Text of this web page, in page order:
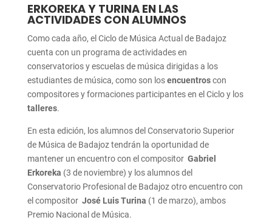
ERKOREKA Y TURINA EN LAS
ACTIVIDADES CON ALUMNOS
Como cada año, el Ciclo de Música Actual de Badajoz
cuenta con un programa de actividades en
conservatorios y escuelas de música dirigidas a los
estudiantes de música, como son losencuentroscon
compositores y formaciones participantes en el Ciclo y los
talleres.
En esta edición, los alumnos del Conservatorio Superior
de Música de Badajoz tendrán la oportunidad de
mantener un encuentro con el compositor Gabriel
Erkoreka (3 de noviembre) y los alumnos del
Conservatorio Profesional de Badajoz otro encuentro con
el compositor José Luis Turina (1 de marzo), ambos
Premio Nacional de Música.